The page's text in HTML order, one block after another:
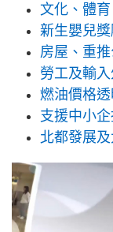
文化、體
新生嬰兒
房屋、重
勞工及輸
燃油價格
支援中小
北都發展